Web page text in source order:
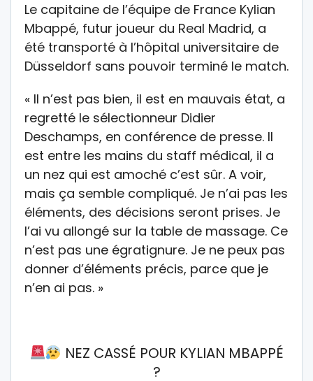
Le capitaine de l’équipe de France Kylian
Mbappé, futur joueur du Real Madrid, a
été transporté à l’hôpital universitaire de
Düsseldorf sans pouvoir terminé le match.
« Il n’est pas bien, il est en mauvais état, a
regretté le sélectionneur Didier
Deschamps, en conférence de presse. Il
est entre les mains du staff médical, il a
un nez qui est amoché c’est sûr. A voir,
mais ça semble compliqué. Je n’ai pas les
éléments, des décisions seront prises. Je
l’ai vu allongé sur la table de massage. Ce
n’est pas une égratignure. Je ne peux pas
donner d’éléments précis, parce que je
n’en ai pas. »
NEZ CASSÉ POUR KYLIAN MBAPPÉ
?